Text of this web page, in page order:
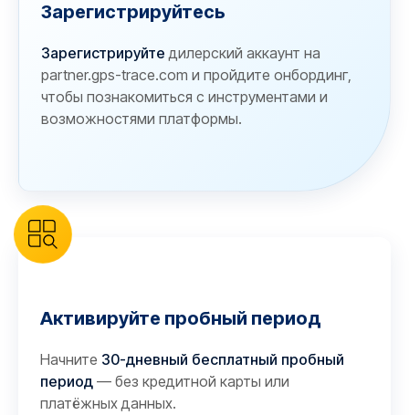
Зарегистрируйтесь
Зарегистрируйте дилерский аккаунт на
partner.gps-trace.com и пройдите онбординг,
чтобы познакомиться с инструментами и
возможностями платформы.
Активируйте пробный период
Начните 30-дневный бесплатный пробный
период — без кредитной карты или
платёжных данных.